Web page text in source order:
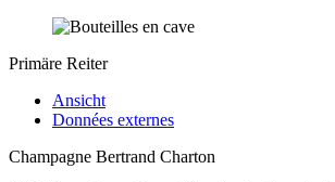
Primäre Reiter
Ansicht
Données externes
Champagne Bertrand Charton